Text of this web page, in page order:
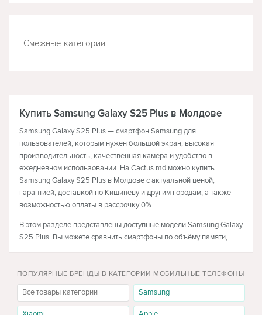
Смежные категории
Купить Samsung Galaxy S25 Plus в Молдове
Samsung Galaxy S25 Plus — смартфон Samsung для
пользователей, которым нужен большой экран, высокая
производительность, качественная камера и удобство в
ежедневном использовании. На Cactus.md можно купить
Samsung Galaxy S25 Plus в Молдове с актуальной ценой,
гарантией, доставкой по Кишинёву и другим городам, а также
возможностью оплаты в рассрочку 0%.
В этом разделе представлены доступные модели Samsung Galaxy
S25 Plus. Вы можете сравнить смартфоны по объёму памяти,
повседневных задач.
Цена Samsung Galaxy S25 Plus и доступные
модели
ПОПУЛЯРНЫЕ БРЕНДЫ В КАТЕГОРИИ МОБИЛЬНЫЕ ТЕЛЕФОНЫ
Все товары категории Samsung